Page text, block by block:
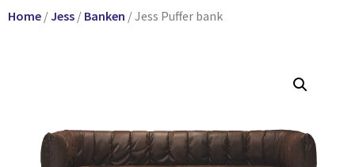
Home /Jess / Banken / Jess Puffer bank